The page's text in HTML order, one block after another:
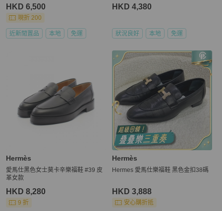
HKD 6,500
現折 200
近新閒置品 本地 免運
HKD 4,380
狀況良好 本地 免運
Hermès
愛馬仕黑色女士莫卡辛樂福鞋 #39 皮
革女款
HKD 8,280
9 折
Hermès
Hermes 愛馬仕樂福鞋 黑色金扣38碼
HKD 3,888
安心購折抵